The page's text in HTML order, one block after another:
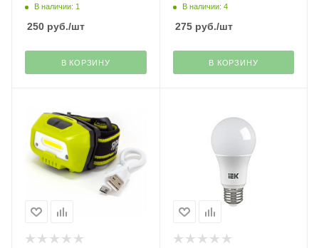
В наличии: 1
250 руб./шт
В КОРЗИНУ
В наличии: 4
275руб./шт
В КОРЗИНУ